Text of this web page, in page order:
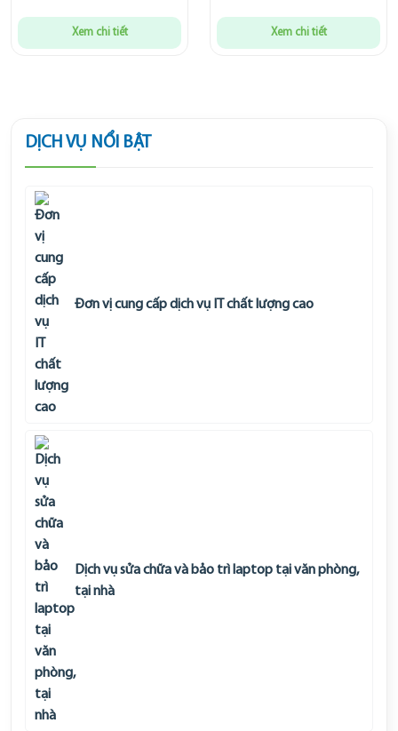
Xem chi tiết Xem chi tiết
DỊCH VỤ NỔI BẬT
Đơn vị cung cấp dịch vụ IT chất lượng cao
Dịch vụ sửa chữa và bảo trì laptop tại văn phòng,
tại nhà